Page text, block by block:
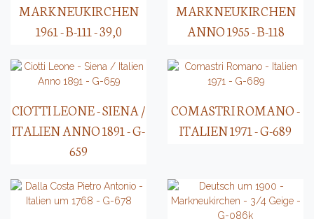
MARKNEUKIRCHEN
1961 - B-111 - 39,0
MARKNEUKIRCHEN
ANNO 1955 - B-118
CIOTTI LEONE - SIENA /
ITALIEN ANNO 1891 - G-
659
COMASTRI ROMANO -
ITALIEN 1971 - G-689